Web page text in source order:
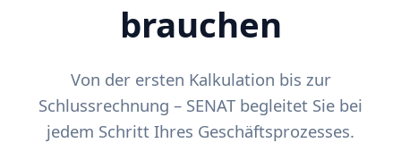
brauchen
Von der ersten Kalkulation bis zur
Schlussrechnung – SENAT begleitet Sie bei
jedem Schritt Ihres Geschäftsprozesses.